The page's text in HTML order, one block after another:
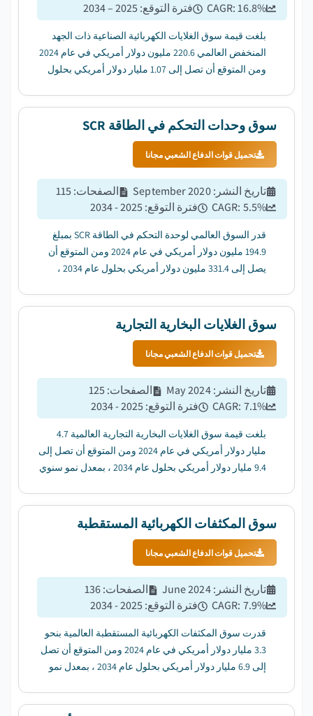
CAGR:16.8% فترة التوقع:
2025 – 2034
بلغت قيمة سوق الغلايات الكهربائية الصناعية ذات الجهد
المنخفض العالمي 220.6 مليون دولار أمريكي في عام 2024
ومن المتوقع أن تصل إلى 1.07 مليار دولار أمريكي بحلول
سوق وحدات التحكم في الطاقة SCR
تحميل قوات الدفاع الشعبي مجانا
تاريخ النشر :
September 2020 الصفحات:
115
CAGR: 5.5% فترة التوقع:
2025 - 2034
قدر السوق العالمي لوحدة التحكم في الطاقة SCR بمبلغ
194.9 مليون دولار أمريكي في عام 2024 ومن المتوقع أن
يصل إلى 331.4 مليون دولار أمريكي بحلول عام 2034 ،
سوق الغلايات البخارية التجارية
تحميل قوات الدفاع الشعبي مجانا
تاريخ النشر :
May 2024 الصفحات:
125
CAGR: 7.1% فترة التوقع:
2025 - 2034
بلغت قيمة سوق الغلايات البخارية التجارية العالمية 4.7
مليار دولار أمريكي في عام 2024 ومن المتوقع أن تصل إلى
9.4 مليار دولار أمريكي بحلول عام 2034 ، بمعدل نمو سنوي
سوق المكثفات الكهربائية المستقطبة
تحميل قوات الدفاع الشعبي مجانا
تاريخ النشر :
June 2024 الصفحات:
136
CAGR: 7.9% فترة التوقع:
2025 - 2034
قدرت سوق المكثفات الكهربائية المستقطبة العالمية بنحو
3.3 مليار دولار أمريكي في عام 2024 ومن المتوقع أن تصل
إلى 6.9 مليار دولار أمريكي بحلول عام 2034 ، بمعدل نمو